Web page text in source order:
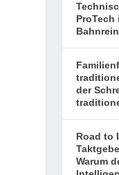
der
Road to
Warum